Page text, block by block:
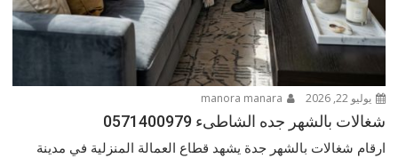
يوليو 22, 2026
شغالات بالشهر جده الشاطىء 0571400979
ارقام شغالات بالشهر جدة يشهد قطاع العمالة المنزلية في مدينة